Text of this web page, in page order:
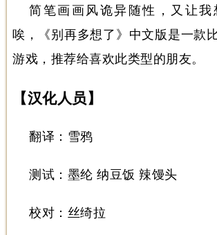
简笔画画风诡异随性，又让我
唉，《别再多想了》中文版是一款
游戏，推荐给喜欢此类型的朋友。
【汉化人员】
翻译：雪鸦
测试：墨纶 纳豆饭 辣馒头
校对：丝绮拉